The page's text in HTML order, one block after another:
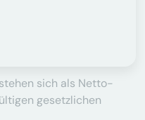
sich als Netto-
gesetzlichen